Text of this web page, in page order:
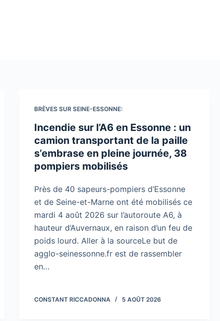
BRÈVES SUR SEINE-ESSONNE:
Incendie sur l’A6 en Essonne : un
camion transportant de la paille
s’embrase en pleine journée, 38
pompiers mobilisés
Près de 40 sapeurs-pompiers d’Essonne
et de Seine-et-Marne ont été mobilisés ce
mardi 4 août 2026 sur l’autoroute A6, à
hauteur d’Auvernaux, en raison d’un feu de
poids lourd. Aller à la sourceLe but de
agglo-seinessonne.fr est de rassembler
en…
CONSTANT RICCADONNA 5 AOÛT 2026